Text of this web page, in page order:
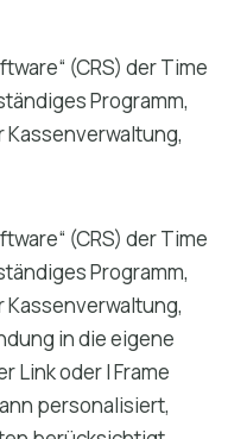
(CRS) der Time
Programm,
(CRS) der Time
Programm,
in die eigene
Link oder I Frame
personalisiert,